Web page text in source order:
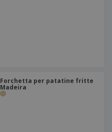
Forchetta per patatine fritte
Madeira